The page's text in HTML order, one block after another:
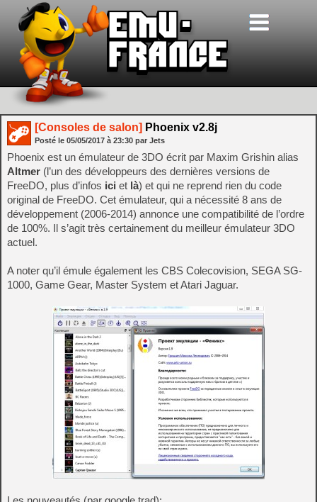
[Consoles de salon] Phoenix v2.8j
Posté le 05/05/2017 à 23:30 par Jets
Phoenix est un émulateur de 3DO écrit par Maxim Grishin alias
Altmer (l’un des développeurs des dernières versions de
FreeDO, plus d’infos ici et là) et qui ne reprend rien du code
original de FreeDO. Cet émulateur, qui a nécessité 8 ans de
développement (2006-2014) annonce une compatibilité de l’ordre
de 100%. Il s’agit très certainement du meilleur émulateur 3DO
actuel.
A noter qu’il émule également les CBS Colecovision, SEGA SG-
1000, Game Gear, Master System et Atari Jaguar.